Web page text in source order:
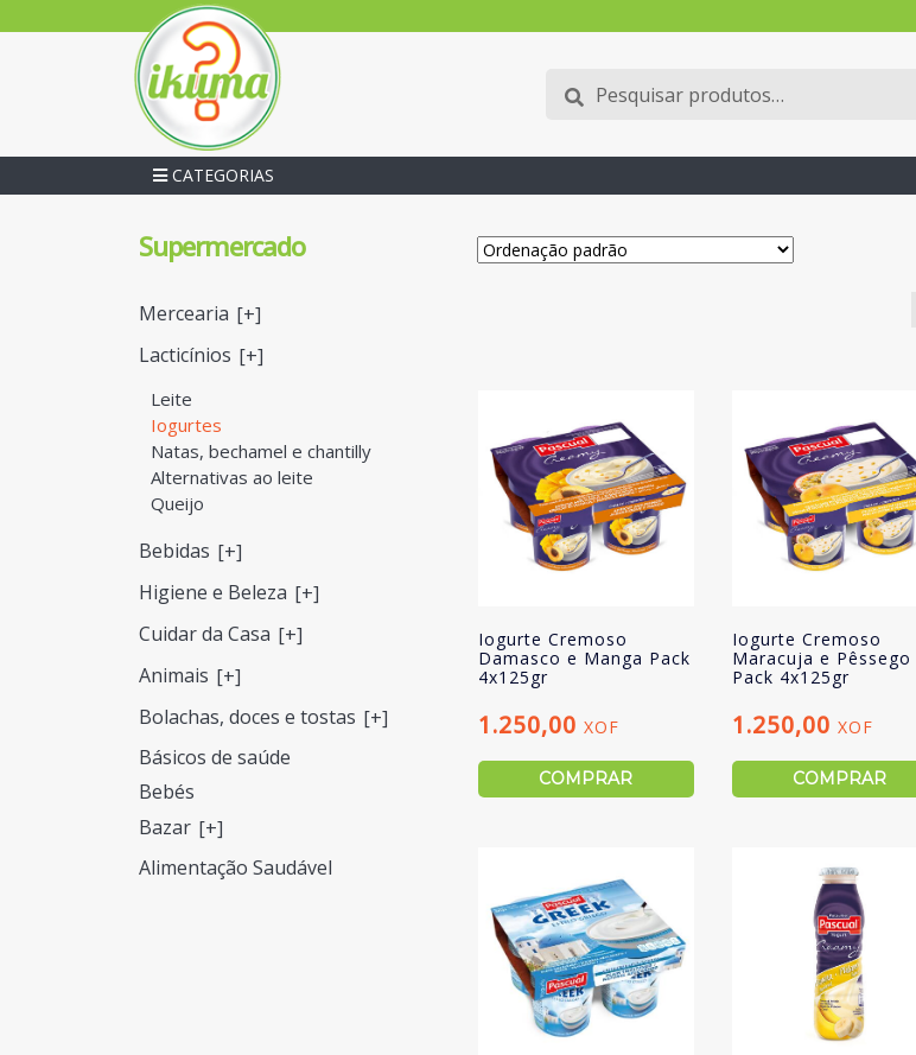
Pesquisar
por:
Pesquisa
CATEGORIAS
Iogurte Cremoso
Damasco e Manga Pack
4x125gr
1.250,00 XOF
COMPRAR
Iogurte Cremoso
Maracuja e Pêssego
Pack 4x125gr
1.250,00 XOF
COMPRAR
Supermercado
Mercearia [+]
Lacticínios [+]
Leite
Iogurtes
Natas, bechamel e chantilly
Alternativas ao leite
Queijo
Bebidas [+]
Higiene e Beleza [+]
Cuidar da Casa [+]
Animais [+]
Bolachas, doces e tostas [+]
Básicos de saúde
Bebés
Bazar [+]
Alimentação Saudável